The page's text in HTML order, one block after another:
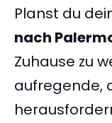
Planst du
nach
Zuhause zu
aufregende,